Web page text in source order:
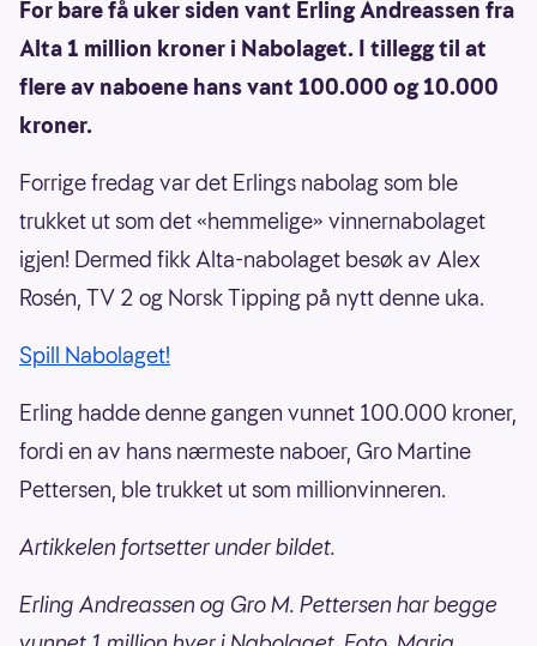
For bare få uker siden vant Erling Andreassen fra
Alta 1 million kroner i Nabolaget. I tillegg til at
flere av naboene hans vant 100.000 og 10.000
kroner.
Forrige fredag var det Erlings nabolag som ble
trukket ut som det «hemmelige» vinnernabolaget
igjen! Dermed fikk Alta-nabolaget besøk av Alex
Rosén, TV 2 og Norsk Tipping på nytt denne uka.
Spill Nabolaget!
Erling hadde denne gangen vunnet 100.000 kroner,
fordi en av hans nærmeste naboer, Gro Martine
Pettersen, ble trukket ut som millionvinneren.
Artikkelen fortsetter under bildet.
Erling Andreassen og Gro M. Pettersen har begge